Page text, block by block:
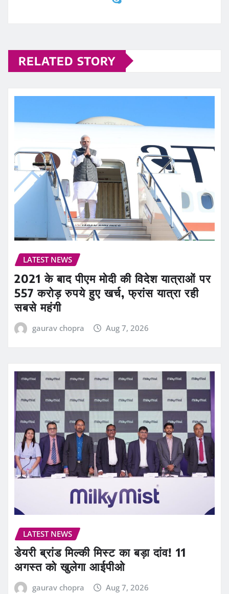
RELATED STORY
LATEST NEWS
2021 के बाद पीएम मोदी की विदेश यात्राओं पर
557 करोड़ रुपये हुए खर्च, फ्रांस यात्रा रही
सबसे महंगी
gaurav chopra Aug 7, 2026
LATEST NEWS
डेयरी ब्रांड मिल्की मिस्ट का बड़ा दांव! 11
अगस्त को खुलेगा आईपीओ
gaurav chopra Aug 7, 2026